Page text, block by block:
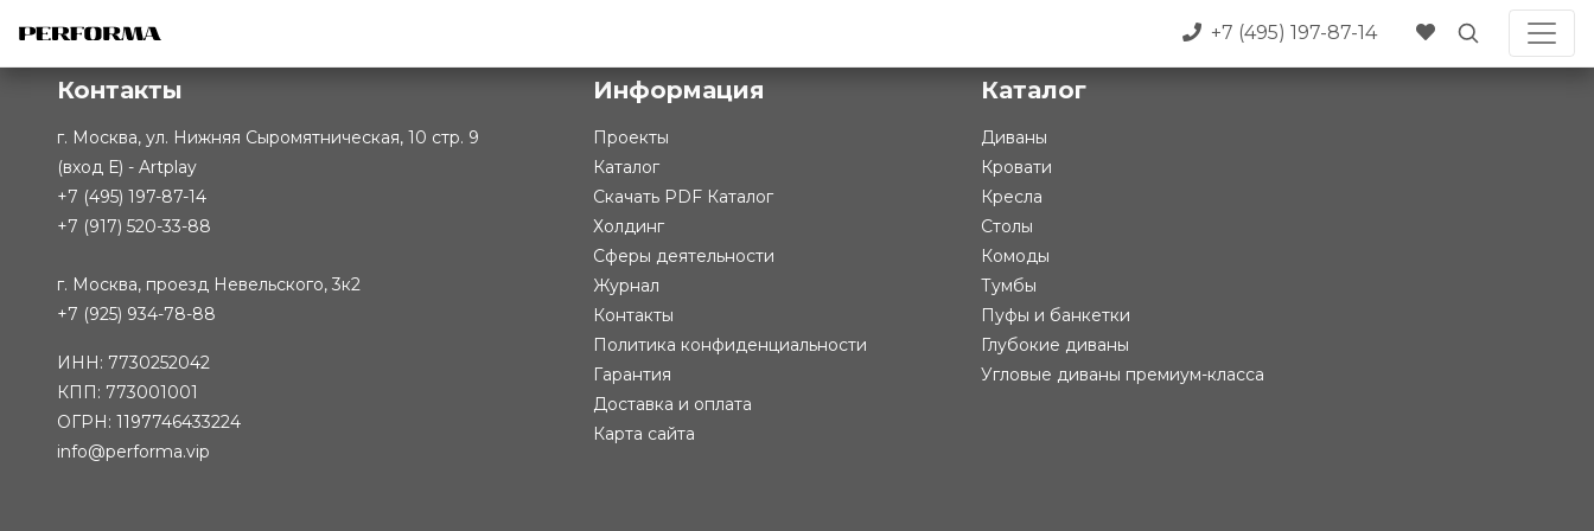
+7 (495) 197-87-14
Контакты
г. Москва, ул. Нижняя Сыромятническая, 10 стр. 9
(вход Е) - Artplay
+7 (495) 197-87-14
+7 (917) 520-33-88
г. Москва, проезд Невельского, 3к2
+7 (925) 934-78-88
ИНН: 7730252042
КПП: 773001001
ОГРН: 1197746433224
info@performa.vip
Информация
Проекты
Каталог
Скачать PDF Каталог
Холдинг
Сферы деятельности
Журнал
Контакты
Политика конфиденциальности
Гарантия
Доставка и оплата
Карта сайта
Каталог
Диваны
Кровати
Кресла
Столы
Комоды
Тумбы
Пуфы и банкетки
Глубокие диваны
Угловые диваны премиум-класса